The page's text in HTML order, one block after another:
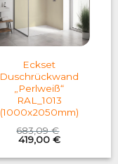
Eckset
Duschrückwand
„Perlweiß“
RAL_1013
(1000x2050mm)
683,09€
Original
price
was:
419,00 €Current
is: